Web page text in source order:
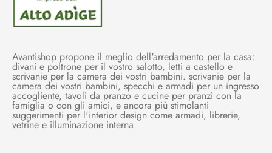
Avantishop propone il meglio dell'arredamento per la casa:
divani e poltrone per il vostro salotto, letti a castello e
scrivanie per la camera dei vostri bambini. scrivanie per la
camera dei vostri bambini, specchi e armadi per un ingresso
accogliente, tavoli da pranzo e cucine per pranzi con la
famiglia o con gli amici, e ancora più stimolanti
suggerimenti per l'interior design come armadi, librerie,
vetrine e illuminazione interna.